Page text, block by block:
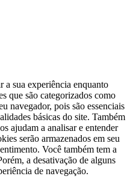
a sua experiência enquanto
que são categorizados como
navegador, pois são essenciais
básicas do site. Também
ajudam a analisar e entender
serão armazenados em seu
Você também tem a
a desativação de alguns
de navegação.